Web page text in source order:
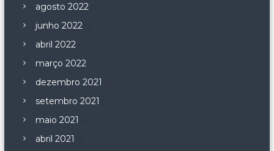
agosto 2022
junho 2022
abril 2022
março 2022
dezembro 2021
setembro 2021
maio 2021
abril 2021